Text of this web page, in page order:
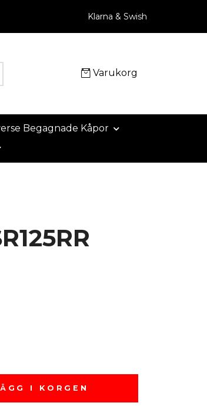
Klarna & Swish
Varukorg
Begagnade Kåpor
I KORGEN